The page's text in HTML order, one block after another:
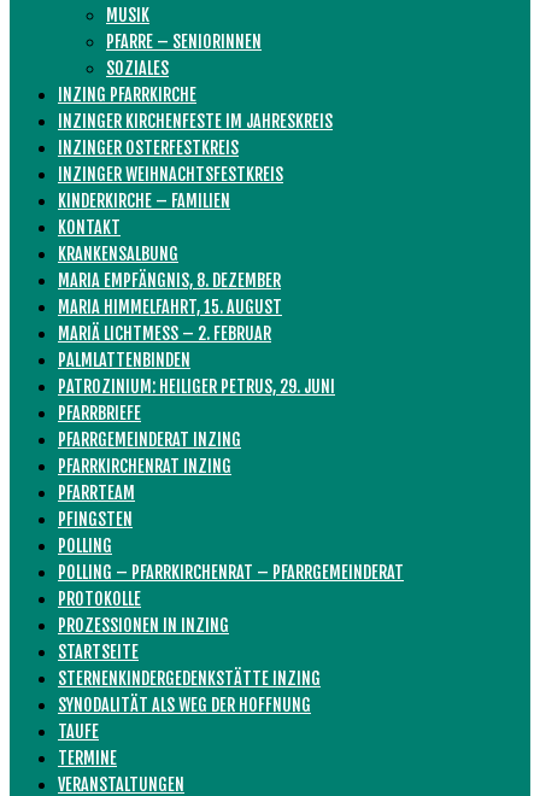
MUSIK
PFARRE – SENIORINNEN
SOZIALES
INZING PFARRKIRCHE
INZINGER KIRCHENFESTE IM JAHRESKREIS
INZINGER OSTERFESTKREIS
INZINGER WEIHNACHTSFESTKREIS
KINDERKIRCHE – FAMILIEN
KONTAKT
KRANKENSALBUNG
MARIA EMPFÄNGNIS, 8. DEZEMBER
MARIA HIMMELFAHRT, 15. AUGUST
MARIÄ LICHTMESS – 2. FEBRUAR
PALMLATTENBINDEN
PATROZINIUM: HEILIGER PETRUS, 29. JUNI
PFARRBRIEFE
PFARRGEMEINDERAT INZING
PFARRKIRCHENRAT INZING
PFARRTEAM
PFINGSTEN
POLLING
POLLING – PFARRKIRCHENRAT – PFARRGEMEINDERAT
PROTOKOLLE
PROZESSIONEN IN INZING
STARTSEITE
STERNENKINDERGEDENKSTÄTTE INZING
SYNODALITÄT ALS WEG DER HOFFNUNG
TAUFE
TERMINE
VERANSTALTUNGEN